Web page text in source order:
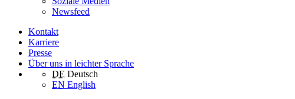
Newsfeed
Kontakt
Karriere
Presse
Über uns in leichter Sprache
DE Deutsch
EN English